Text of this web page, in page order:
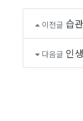
이전글 습
다음글 인